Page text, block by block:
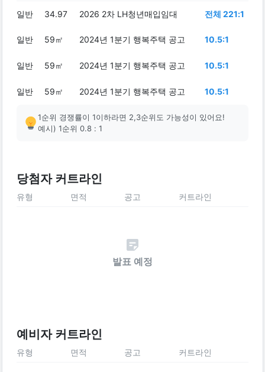
일반 34.97 2026 2차 LH청년매입임대 전체 221:1
일반 59㎡ 2024년 1분기 행복주택 공고 10.5:1
일반 59㎡ 2024년 1분기 행복주택 공고 10.5:1
일반 59㎡ 2024년 1분기 행복주택 공고 10.5:1
1순위 경쟁률이 1이하라면 2,3순위도 가능성이 있어요!
예시) 1순위 0.8 : 1
당첨자 커트라인
유형 면적 공고 커트라인
발표 예정
예비자 커트라인
유형 면적 공고 커트라인